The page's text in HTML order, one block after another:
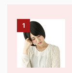
1